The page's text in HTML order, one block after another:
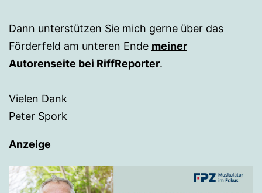
Dann unterstützen Sie mich gerne über das
Förderfeld am unteren Ende meiner
Autorenseite bei RiffReporter.
Vielen Dank
Peter Spork
Anzeige